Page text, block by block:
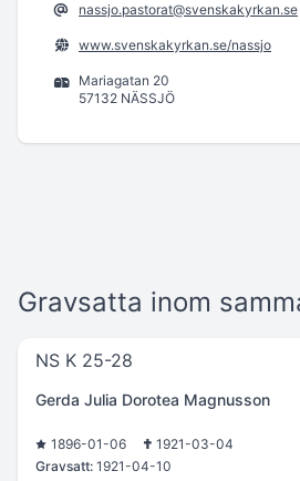
nassjo.pastorat@svenskakyrkan.se
www.svenskakyrkan.se/nassjo
Mariagatan 20
57132 NÄSSJÖ
Gravsatta inom
NS K 25-28
Gerda Julia Dorotea Magnusson
1896-01-06
1921-03-04
Gravsatt: 1921-04-10